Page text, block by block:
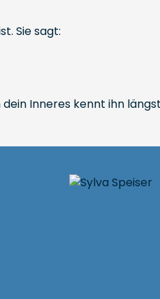
Sie sagt:
dein Inneres kennt ihn